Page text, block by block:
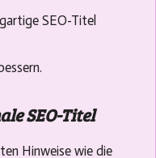
SEO-Titel
SEO-Titel
Hinweise wie die